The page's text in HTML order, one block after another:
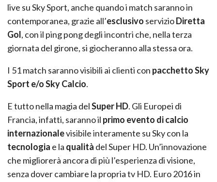
live su Sky Sport, anche quando i match saranno in
contemporanea, grazie all’esclusivo servizioDiretta
Gol, con il ping pong degli incontri che, nella terza
giornata del girone, si giocheranno alla stessa ora.
I 51 match saranno visibili ai clienti con pacchetto Sky
Sport e/o Sky Calcio.
E tutto nella magia delSuper HD. Gli Europei di
Francia, infatti, saranno il primo evento di calcio
internazionalevisibile interamente su Sky con la
tecnologia e la qualità del Super HD. Un’innovazione
che migliorerà ancora di più l’esperienza di visione,
senza dover cambiare la propria tv HD. Euro 2016 in